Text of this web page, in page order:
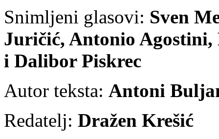
Snimljeni glasovi: Sven
Juričić, Antonio
i Dalibor Piskrec
Autor teksta: Antoni
Redatelj: Dražen Krešić